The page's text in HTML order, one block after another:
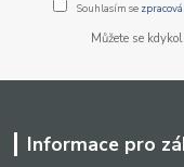
Souhlasím se
Můžete se
Informace pro